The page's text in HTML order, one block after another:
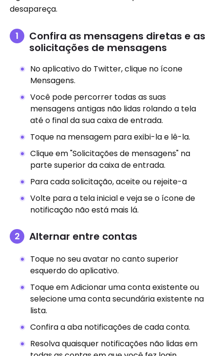
desapareça.
Confira as mensagens diretas e as
solicitações de mensagens
No aplicativo do Twitter, clique no ícone
Mensagens.
Você pode percorrer todas as suas
mensagens antigas não lidas rolando a tela
até o final da sua caixa de entrada.
Toque na mensagem para exibi-la e lê-la.
Clique em "Solicitações de mensagens" na
parte superior da caixa de entrada.
Para cada solicitação, aceite ou rejeite-a
Volte para a tela inicial e veja se o ícone de
notificação não está mais lá.
Alternar entre contas
Toque no seu avatar no canto superior
esquerdo do aplicativo.
Toque em Adicionar uma conta existente ou
selecione uma conta secundária existente na
lista.
Confira a aba notificações de cada conta.
Resolva quaisquer notificações não lidas em